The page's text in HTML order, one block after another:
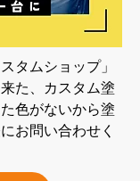
タムショップ」
た、カスタム塗
色がないから塗
お問い合わせく